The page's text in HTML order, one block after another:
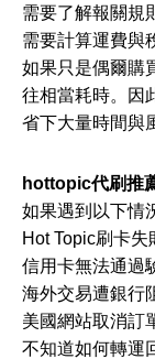
需要了解報關規
需要計算運費與
如果只是偶爾購
往相當耗時。因
省下大量時間與
hottopic代刷推
如果遇到以下情
Hot Topic刷卡失
信用卡無法通過
海外交易遭銀行
美國網站取消訂
不知道如何轉運